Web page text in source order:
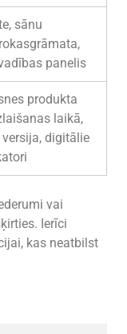
sānu
panelis
produkta
laikā,
digitālie
vai
Ierīci
kas neatbilst